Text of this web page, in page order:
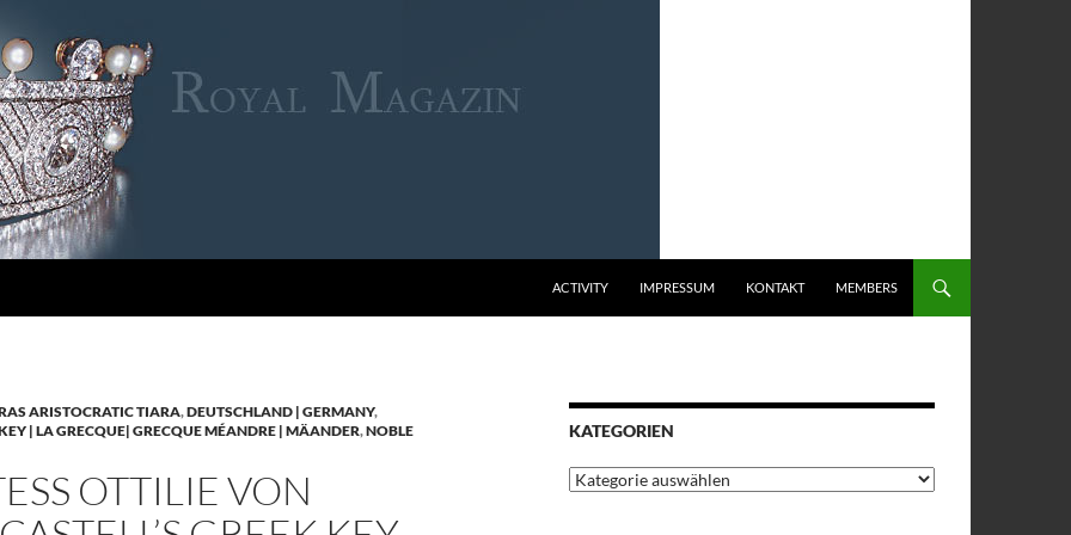
ACTIVITY IMPRESSUM KONTAKT MEMBERS
ARISTOCRATIC TIARA,DEUTSCHLAND | GERMANY,
| LA GRECQUE| GRECQUE MÉANDRE | MÄANDER,NOBLE
OTTILIE VON
KATEGORIEN
Kategorien